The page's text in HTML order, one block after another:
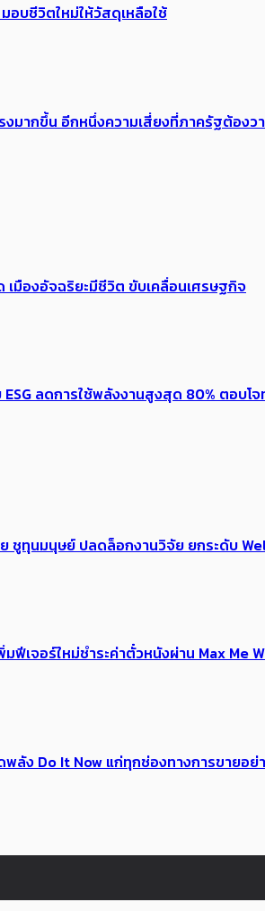
อบชีวิตใหม่ให้วัสดุเหลือใช้
มากขึ้น อีกหนึ่งความเสี่ยงที่ภาครัฐต้อง
เมืองอัจฉริยะมีชีวิต ขับเคลื่อนเศรษฐกิจ
ลดการใช้พลังงานสูงสุด 80% ตอบโ
ชูทุนมนุษย์ ปลดล็อกงานวิจัย ยกระดับ
ฟีเจอร์ใหม่ชำระค่าตั๋วหนังผ่าน Max
ลัง Do It Now แก่ทุกช่องทางการขาย